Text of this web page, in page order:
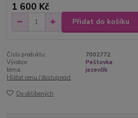
1 600 Kč
Přidat do košíku
Číslo produktu:
7002772
Výrobce:
Peštovka
téma:
jezevčík
Hlídat cenu / dostupnost
Do oblíbených